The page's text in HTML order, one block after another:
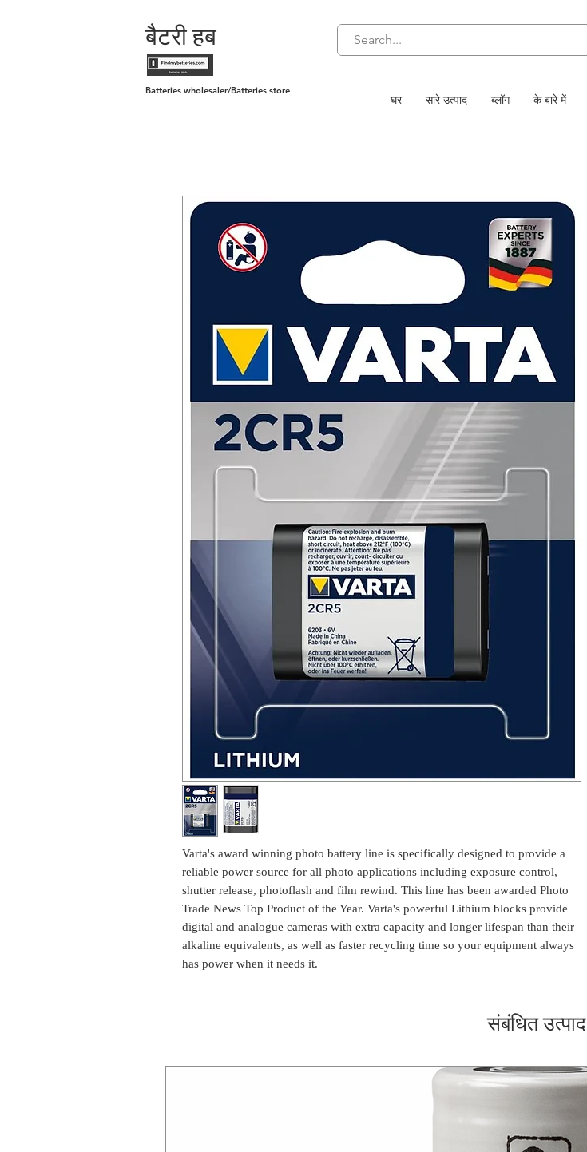
बैटरी हब
घर सारे उत्पाद ब्लॉग के बारे में
Batteries wholesaler/Batteries store
Varta's award winning photo battery line is specifically designed to provide a
reliable power source for all photo applications including exposure control,
shutter release, photoflash and film rewind. This line has been awarded Photo
Trade News Top Product of the Year. Varta's powerful Lithium blocks provide
digital and analogue cameras with extra capacity and longer lifespan than their
alkaline equivalents, as well as faster recycling time so your equipment always
has power when it needs it.
संबंधित उत्पाद